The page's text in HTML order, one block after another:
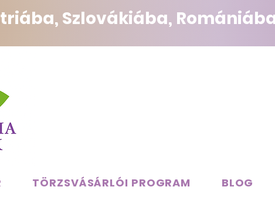
Szlovákiába,
TÖRZSVÁSÁRLÓI PROGRAM BLOG